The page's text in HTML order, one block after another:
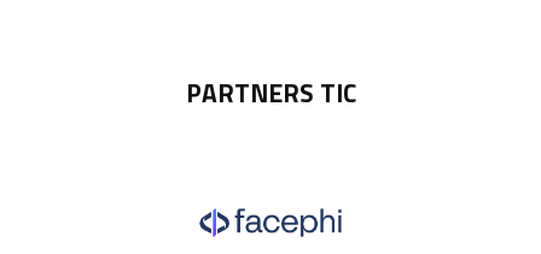
PARTNERS TIC